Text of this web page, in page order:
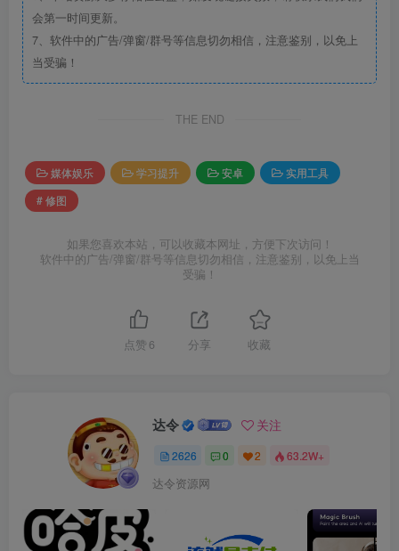
会第一时间更新。
7、软件中的广告/弹窗/群号等信息切勿相信，注意鉴别，以免上
当受骗！
THE END
媒体娱乐 学习提升 安卓
实用工具
# 修图
如果您喜欢本站，可以收藏本网址，方便下次访问！
软件中的广告/弹窗/群号等信息切勿相信，注意鉴别，以免上当
受骗！
点赞 6 分享 收藏
达令 关注
2626 0 2 63.2W+
达令资源网